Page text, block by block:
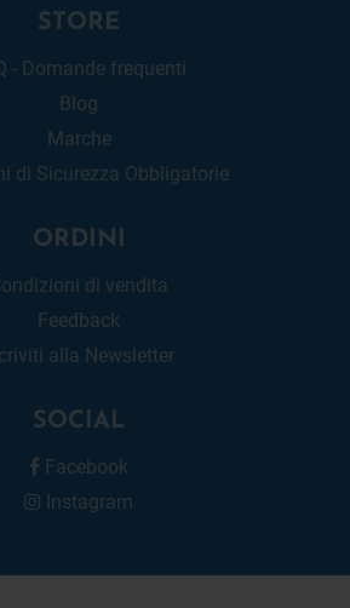
STORE
- Domande frequenti
Blog
Marche
di Sicurezza Obbligatorie
ORDINI
di vendita
Feedback
alla Newsletter
SOCIAL
Facebook
Instagram